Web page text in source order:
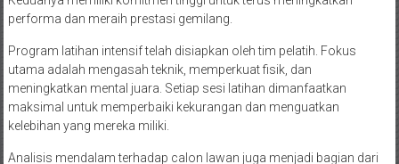
performa dan meraih prestasi gemilang.
Program latihan intensif telah disiapkan oleh tim pelatih. Fokus
utama adalah mengasah teknik, memperkuat fisik, dan
meningkatkan mental juara. Setiap sesi latihan dimanfaatkan
maksimal untuk memperbaiki kekurangan dan menguatkan
kelebihan yang mereka miliki.
Analisis mendalam terhadap calon lawan juga menjadi bagian dari